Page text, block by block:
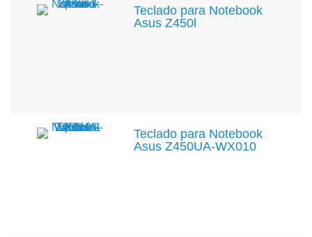
Teclado para Notebook
Asus Z450l
Teclado para Notebook
Asus Z450UA-WX010